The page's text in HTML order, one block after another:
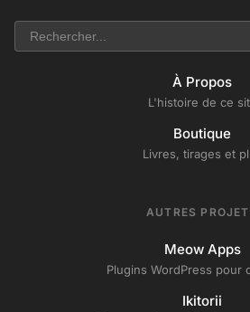
À Propos
L'histoire de ce
Boutique
Livres, tirages et
AUTRES
Meow Apps
Plugins WordPress pour
Ikitorii